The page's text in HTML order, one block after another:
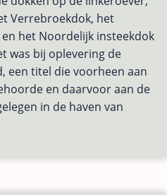
Verrebroekdok, het
het Noordelijk insteekdok
was bij oplevering de
een titel die voorheen aan
en daarvoor aan de
in de haven van